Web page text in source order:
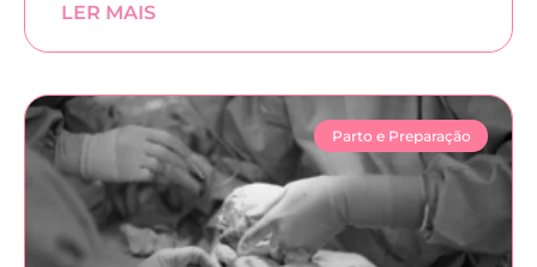
LER MAIS
Parto e Preparação